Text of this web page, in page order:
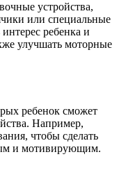
устройства,
или специальные
ребенка и
улучшать моторные
ребенок сможет
Например,
чтобы сделать
и мотивирующим.